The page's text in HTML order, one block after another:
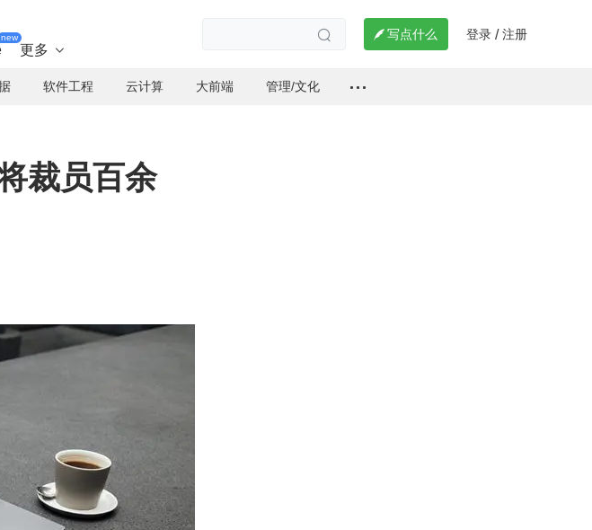
new
更多 
  写点什么 登录 / 注册
软件工程 云计算 大前端 管理/文化
裁员百余